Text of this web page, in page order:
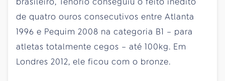
de quatro ouros consecutivos entre Atlanta
1996 e Pequim 2008 na categoria B1 – para
atletas totalmente cegos – até 100kg. Em
Londres 2012, ele ficou com o bronze.